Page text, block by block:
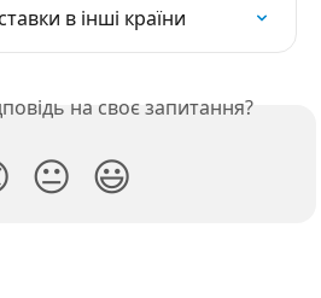
в інші країни
на своє запитання?
😐 😃